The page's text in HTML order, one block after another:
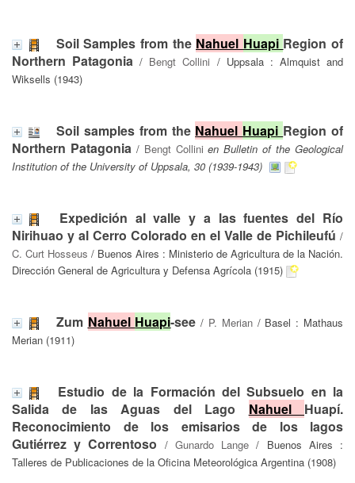
Soil Samples from the Nahuel Huapi Region of
Northern Patagonia / Bengt Collini / Uppsala : Almquist and
Wiksells (1943)
Soil samples from the Nahuel Huapi Region of
Northern Patagonia/ Bengt Collini en Bulletin of the Geological
Institution of the University of Uppsala, 30 (1939-1943)
Expedición al valle y a las fuentes del Río
Nirihuao y al Cerro Colorado en el Valle de Pichileufú /
C. Curt Hosseus / Buenos Aires : Ministerio de Agricultura de la Nación.
Dirección General de Agricultura y Defensa Agrícola (1915)
Zum Nahuel Huapi-see / P. Merian/ Basel : Mathaus
Merian (1911)
Estudio de la Formación del Subsuelo en la
Salida de las Aguas del Lago Nahuel Huapí.
Reconocimiento de los emisarios de los lagos
Gutiérrez y Correntoso / Gunardo Lange / Buenos Aires :
Talleres de Publicaciones de la Oficina Meteorológica Argentina (1908)